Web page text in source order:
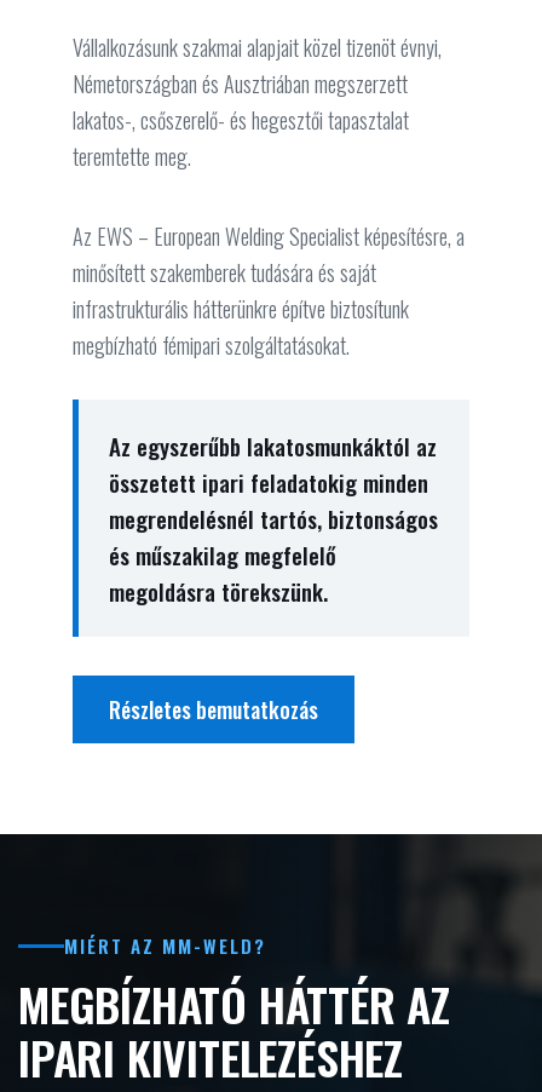
Vállalkozásunk szakmai alapjait közel tizenöt évnyi,
Németországban és Ausztriában megszerzett
lakatos-, csőszerelő- és hegesztői tapasztalat
teremtette meg.
Az EWS – European Welding Specialist képesítésre, a
minősített szakemberek tudására és saját
infrastrukturális hátterünkre építve biztosítunk
megbízható fémipari szolgáltatásokat.
Az egyszerűbb lakatosmunkáktól az
összetett ipari feladatokig minden
megrendelésnél tartós, biztonságos
és műszakilag megfelelő
megoldásra törekszünk.
Részletes bemutatkozás
MIÉRT AZ MM-WELD?
MEGBÍZHATÓ HÁTTÉR AZ
IPARI KIVITELEZÉSHEZ